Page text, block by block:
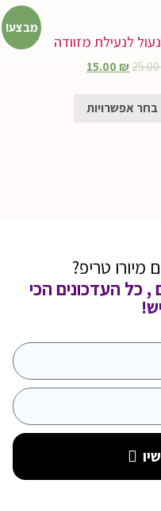
מבצע!
לנעילת מזוודה
15.00 ₪
בחר אפשרויות
מיורו טריפ?
, כל העדכונים הכי